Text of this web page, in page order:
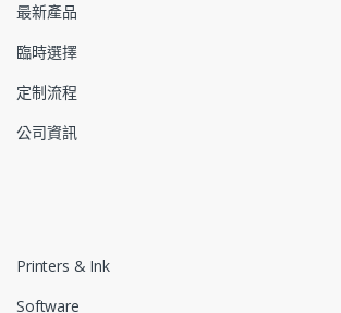
最新產品
臨時選擇
定制流程
公司資訊
Printers & Ink
Software